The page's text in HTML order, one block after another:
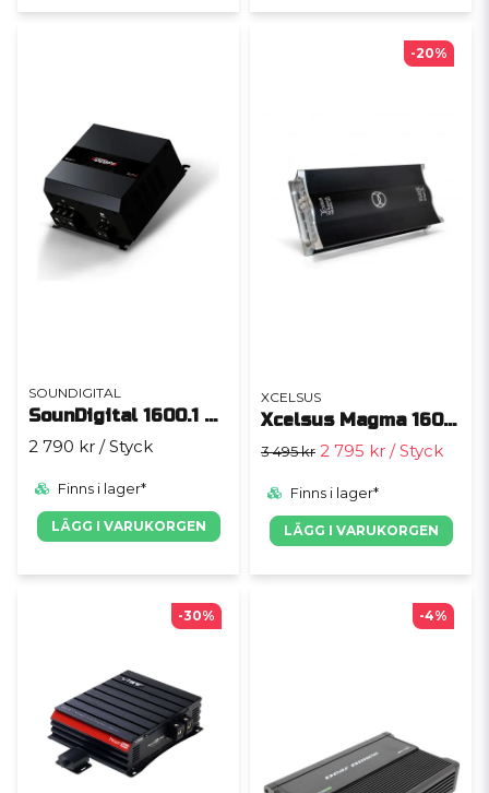
SOUNDIGITAL
SounDigital 1600.1 EVO 6 - 1 Ohm
2 790 kr / Styck
Finns i lager*
LÄGG I VARUKORGEN
XCELSUS
Xcelsus Magma 1600.1 Black
3 495 kr 2 795 kr / Styck
Finns i lager*
LÄGG I VARUKORGEN
-20%
-30% -4%